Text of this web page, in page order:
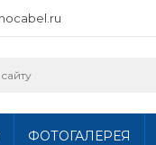
ФОТОГАЛЕРЕЯ